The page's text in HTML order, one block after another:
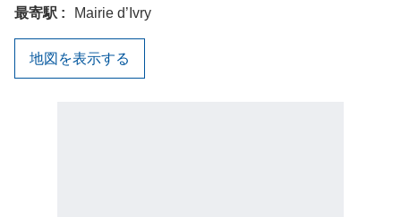
最寄駅 Mairie d’Ivry
地図を表示する